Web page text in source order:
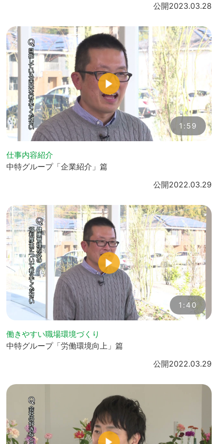
公開2023.03.28
1:59
仕事内容紹介
中特グループ「企業紹介」篇
公開2022.03.29
1:40
働きやすい職場環境づくり
中特グループ「労働環境向上」篇
公開2022.03.29